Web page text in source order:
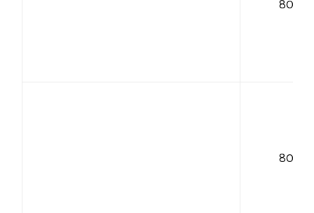
80+
80+